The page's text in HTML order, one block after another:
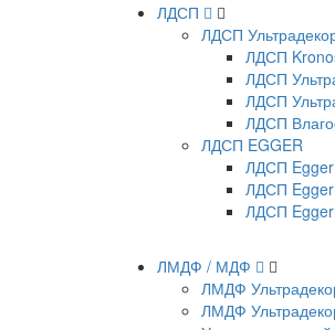
ЛДСП
ЛДСП
ЛДСП
ЛДСП
ЛДСП
ЛДСП
ЛДСП EGGER
ЛДСП
ЛДСП
ЛДСП
ЛМДФ / МДФ
ЛМДФ
ЛМДФ